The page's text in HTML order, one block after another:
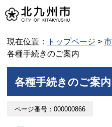
現在位置： トップページ >
各種手続きのご案内
各種手続きのご案内
ページ番号：000000866